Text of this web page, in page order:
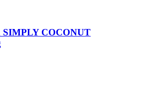
SIMPLY COCONUT